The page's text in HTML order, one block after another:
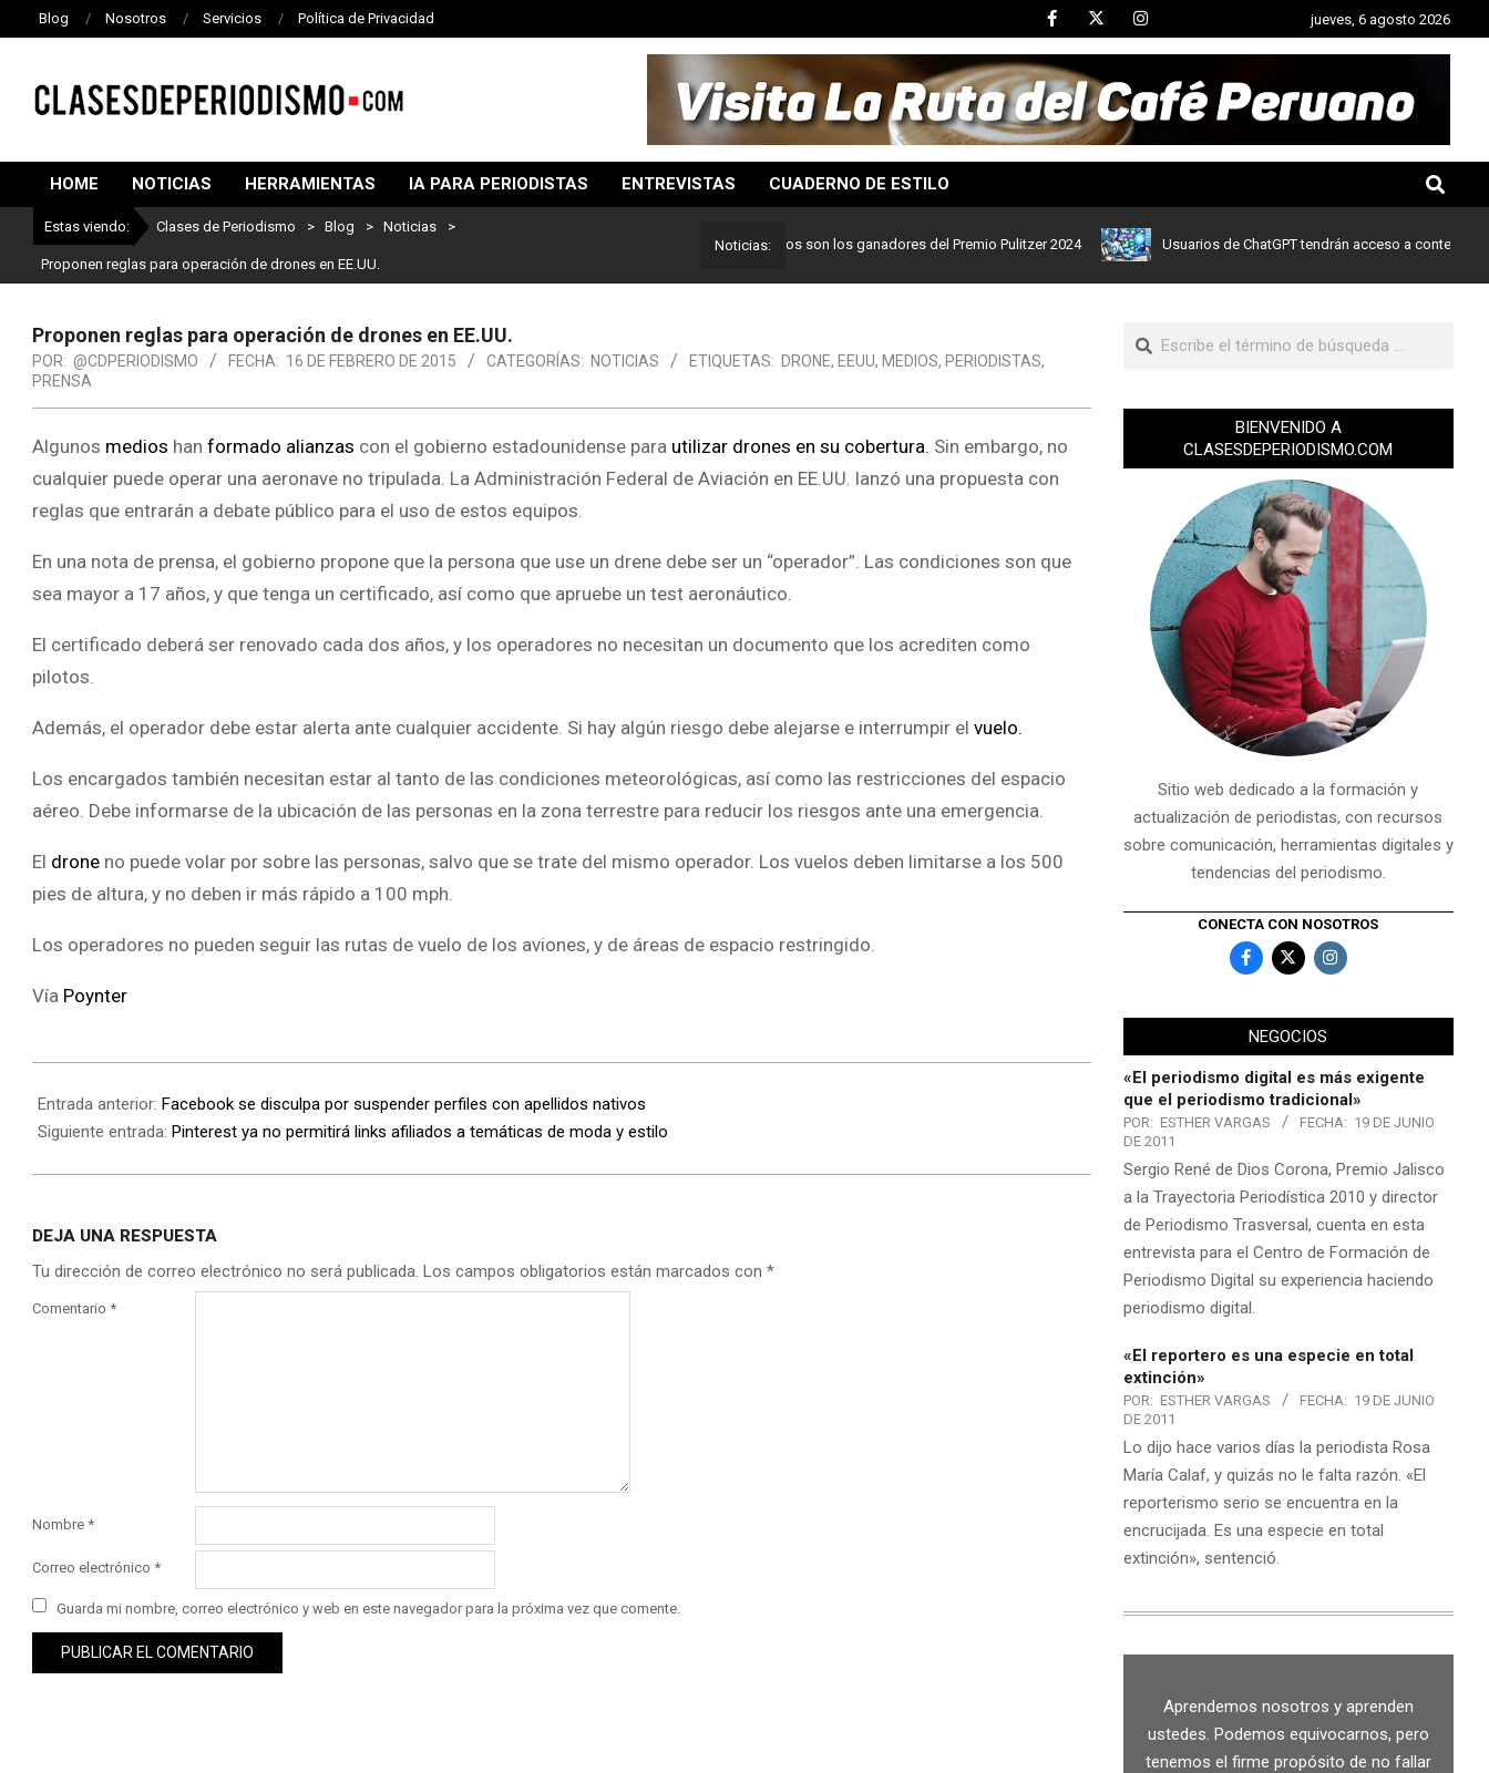
Blog Nosotros Servicios Política de Privacidad jueves, 6 agosto 2026
DE
PERIODISMO
HOME NOTICIAS HERRAMIENTAS IA PARA PERIODISTAS ENTREVISTAS CUADERNO DE ESTILO
Estas viendo: Clases de Periodismo > Blog > Noticias >
Proponen reglas para operación de drones en EE.UU.
Noticias:
Lo mejor del periodismo: Estos son los ganadores del Premio Pulitzer 2024 Usuarios de ChatGPT tendrán acceso a contenidos de
Proponen reglas para operación de drones en EE.UU.
POR: @CDPERIODISMO FECHA: 16 DE FEBRERO DE 2015 CATEGORÍAS: NOTICIAS ETIQUETAS: DRONE, EEUU, MEDIOS, PERIODISTAS,
PRENSA
Algunos medios han formado alianzas con el gobierno estadounidense para utilizar drones en su cobertura. Sin embargo, no
cualquier puede operar una aeronave no tripulada. La Administración Federal de Aviación en EE.UU. lanzó una propuesta con
reglas que entrarán a debate público para el uso de estos equipos.
En una nota de prensa, el gobierno propone que la persona que use un drene debe ser un “operador”. Las condiciones son que
sea mayor a 17 años, y que tenga un certificado, así como que apruebe un test aeronáutico.
El certificado deberá ser renovado cada dos años, y los operadores no necesitan un documento que los acrediten como
pilotos.
Además, el operador debe estar alerta ante cualquier accidente. Si hay algún riesgo debe alejarse e interrumpir el vuelo.
Los encargados también necesitan estar al tanto de las condiciones meteorológicas, así como las restricciones del espacio
aéreo. Debe informarse de la ubicación de las personas en la zona terrestre para reducir los riesgos ante una emergencia.
El drone no puede volar por sobre las personas, salvo que se trate del mismo operador. Los vuelos deben limitarse a los 500
pies de altura, y no deben ir más rápido a 100 mph.
Los operadores no pueden seguir las rutas de vuelo de los aviones, y de áreas de espacio restringido.
Vía Poynter
Entrada anterior: Facebook se disculpa por suspender perfiles con apellidos nativos
Siguiente entrada: Pinterest ya no permitirá links afiliados a temáticas de moda y estilo
DEJA UNA RESPUESTA
Tu dirección de correo electrónico no será publicada. Los campos obligatorios están marcados con *
Comentario *
Nombre *
Correo electrónico *
Guarda mi nombre, correo electrónico y web en este navegador para la próxima vez que comente.
BIENVENIDO A
CLASESDEPERIODISMO.COM
Sitio web dedicado a la formación y
actualización de periodistas, con recursos
sobre comunicación, herramientas digitales y
tendencias del periodismo.
CONECTA CON NOSOTROS
NEGOCIOS
«El periodismo digital es más exigente
que el periodismo tradicional»
POR: ESTHER VARGAS FECHA: 19 DE JUNIO
DE 2011
Sergio René de Dios Corona, Premio Jalisco
a la Trayectoria Periodística 2010 y director
de Periodismo Trasversal, cuenta en esta
entrevista para el Centro de Formación de
Periodismo Digital su experiencia haciendo
periodismo digital.
«El reportero es una especie en total
extinción»
POR: ESTHER VARGAS FECHA: 19 DE JUNIO
DE 2011
Lo dijo hace varios días la periodista Rosa
María Calaf, y quizás no le falta razón. «El
reporterismo serio se encuentra en la
encrucijada. Es una especie en total
extinción», sentenció.
Aprendemos nosotros y aprenden
ustedes. Podemos equivocarnos, pero
tenemos el firme propósito de no fallar